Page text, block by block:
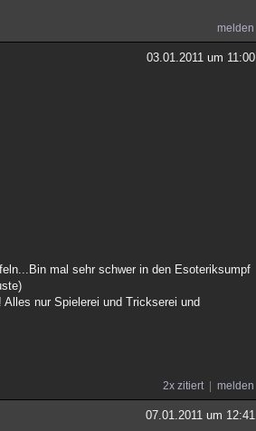
melden
03.01.2011 um 11:00
mal sehr schwer in den Esoteriksumpf
nur Spielerei und Trickserei und
2x zitiert melden
07.01.2011 um 12:41